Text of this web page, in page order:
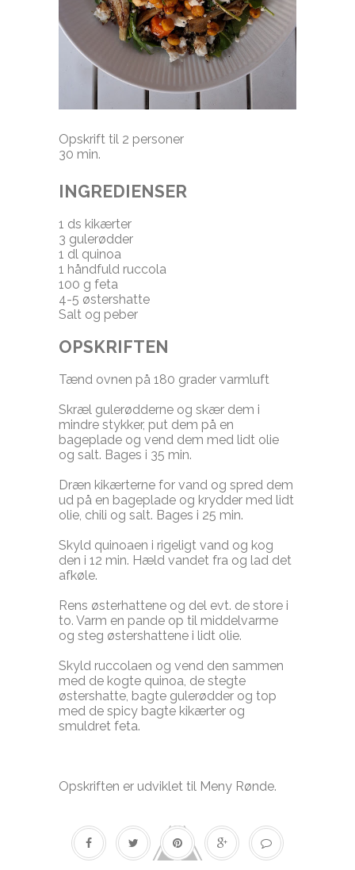
Opskrift til 2 personer
30 min.
INGREDIENSER
1 ds kikærter
3 gulerødder
1 dl quinoa
1 håndfuld ruccola
100 g feta
4-5 østershatte
Salt og peber
OPSKRIFTEN
Tænd ovnen på 180 grader varmluft
Skræl gulerødderne og skær dem i
mindre stykker, put dem på en
bageplade og vend dem med lidt olie
og salt. Bages i 35 min.
Dræn kikærterne for vand og spred dem
ud på en bageplade og krydder med lidt
olie, chili og salt. Bages i 25 min.
Skyld quinoaen i rigeligt vand og kog
den i 12 min. Hæld vandet fra og lad det
afkøle.
Rens østerhattene og del evt. de store i
to. Varm en pande op til middelvarme
og steg østershattene i lidt olie.
Skyld ruccolaen og vend den sammen
med de kogte quinoa, de stegte
østershatte, bagte gulerødder og top
med de spicy bagte kikærter og
smuldret feta.
I Opskriften er udviklet til Meny Rønde.